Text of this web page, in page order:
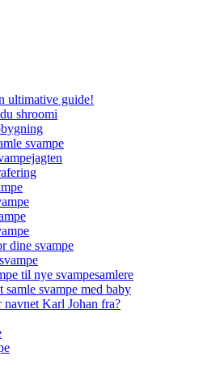
ultimative guide!
shroomi
svampe
dine svampe
til nye svampesamlere
samle svampe med baby
navnet Karl Johan fra?